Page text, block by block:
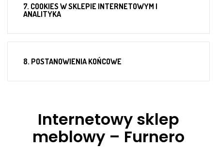
7. COOKIES W SKLEPIE INTERNETOWYM I
ANALITYKA
8. POSTANOWIENIA KOŃCOWE
Internetowy sklep
meblowy – Furnero